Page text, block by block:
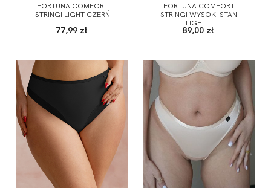
FORTUNA COMFORT
STRINGI LIGHT CZERŃ
77,99 zł
FORTUNA COMFORT
STRINGI WYSOKI STAN
LIGHT...
89,00 zł